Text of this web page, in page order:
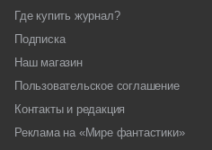
Где купить журнал?
Подписка
Наш магазин
Пользовательское соглашение
Контакты и редакция
Реклама на «Мире фантастики»